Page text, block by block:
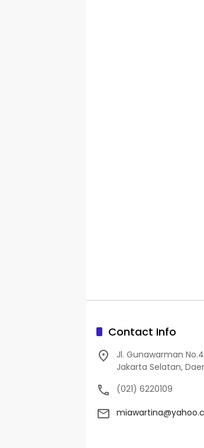
Contact Info
Jl. Gunawarman
Jakarta Selatan,
(021) 6220109